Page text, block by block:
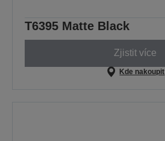
T6395 Matte Black
Zjistit více
Kde nakoupit